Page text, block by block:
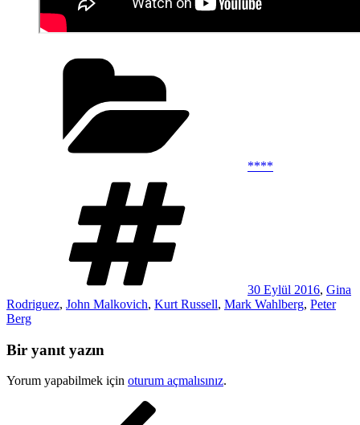
****
30 Eylül 2016, Gina
Rodriguez, John Malkovich, Kurt Russell, Mark Wahlberg, Peter
Berg
Bir yanıt yazın
Yorum yapabilmek için oturum açmalısınız.